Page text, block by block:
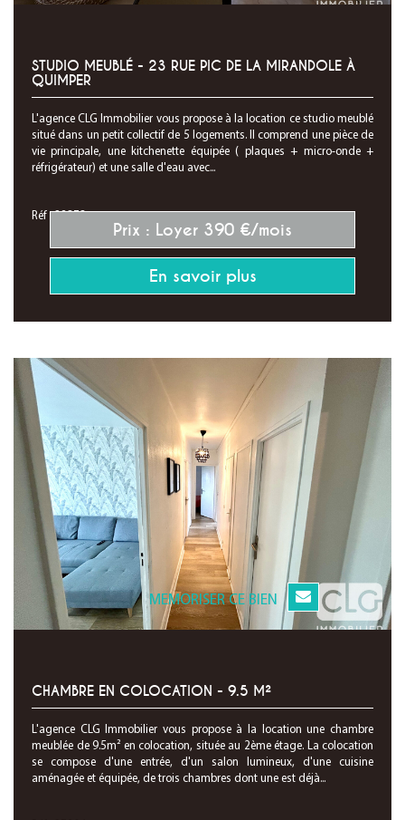
STUDIO MEUBLÉ - 23 RUE PIC DE LA MIRANDOLE À
QUIMPER
L'agence CLG Immobilier vous propose à la location ce studio meublé
situé dans un petit collectif de 5 logements. Il comprend une pièce de
vie principale, une kitchenette équipée ( plaques + micro-onde +
réfrigérateur) et une salle d'eau avec...
Réf : 28373
Prix : Loyer 390 €/mois
En savoir plus
MEMORISER CE BIEN
CHAMBRE EN COLOCATION - 9.5 M²
L'agence CLG Immobilier vous propose à la location une chambre
meublée de 9.5m² en colocation, située au 2ème étage. La colocation
se compose d'une entrée, d'un salon lumineux, d'une cuisine
aménagée et équipée, de trois chambres dont une est déjà...